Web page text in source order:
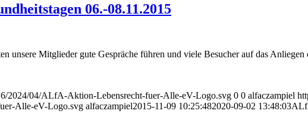
06.-08.11.2015
Mitglieder gute Gespräche führen und viele Besucher auf das Anliegen
2024/04/ALfA-Aktion-Lebensrecht-fuer-Alle-eV-Logo.svg 0 0 alfaczampiel
Alle-eV-Logo.svg alfaczampiel2015-11-09 10:25:482020-09-02 13:48:03